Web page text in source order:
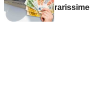
rarissime